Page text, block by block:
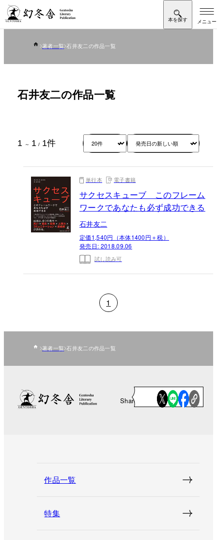
著者一覧 石井友二の作品一覧
石井友二の作品一覧
1 ～ 1 / 1件
単行本 電子書籍
サクセスキューブ このフレーム
ワークであなたも必ず成功できる
石井友二
定価1,540円（本体1400円＋税）
発売日: 2018.09.06
試し読み可
1
著者一覧 石井友二の作品一覧
Share
作品一覧
特集